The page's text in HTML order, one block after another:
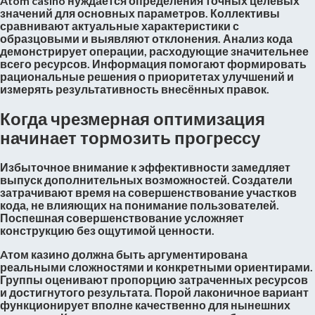
значений для основных параметров. Коллективы
сравнивают актуальные характеристики с
образцовыми и выявляют отклонения. Анализ кода
демонстрирует операции, расходующие значительнее
всего ресурсов. Информация помогают формировать
рациональные решения о приоритетах улучшений и
измерять результативность внесённых правок.
Когда чрезмерная оптимизация
начинает тормозить прогрессу
Избыточное внимание к эффективности замедляет
выпуск дополнительных возможностей. Создатели
затрачивают время на совершенствование участков
кода, не влияющих на понимание пользователей.
Поспешная совершенствование усложняет
конструкцию без ощутимой ценности.
Aтом казино должна быть аргументирована
реальными сложностями и конкретными ориентирами.
Группы оценивают пропорцию затраченных ресурсов
и достигнутого результата. Порой лаконичное вариант
функционирует вполне качественно для нынешних